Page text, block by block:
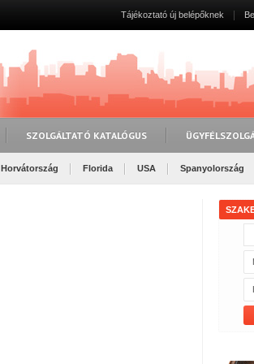
Tájékoztató új belépőknek
SZOLGÁLTATÓ KATALÓGUS
Horvátország Florida USA Spanyolország